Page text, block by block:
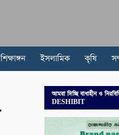
শিক্ষাঙ্গন ইসলামিক কৃষি
আমরা দিচ্ছি বাধাহীন ও
DESHIBIT